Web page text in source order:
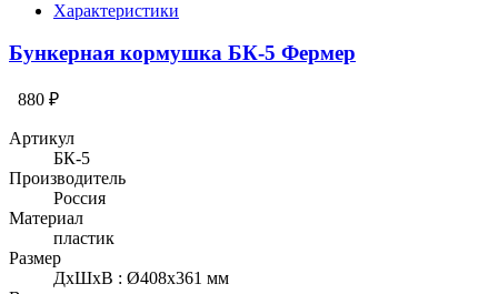
Характеристики
Бункерная кормушка БК-5 Фермер
880 ₽
Артикул
БК-5
Производитель
Россия
Материал
пластик
Размер
ДхШхВ : Ø408х361 мм